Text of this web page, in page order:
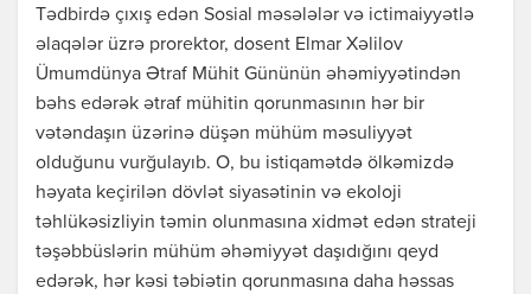
Tədbirdə çıxış edən Sosial məsələlər və ictimaiyyətlə
əlaqələr üzrə prorektor, dosent Elmar Xəlilov
Ümumdünya Ətraf Mühit Gününün əhəmiyyətindən
bəhs edərək ətraf mühitin qorunmasının hər bir
vətəndaşın üzərinə düşən mühüm məsuliyyət
olduğunu vurğulayıb. O, bu istiqamətdə ölkəmizdə
həyata keçirilən dövlət siyasətinin və ekoloji
təhlükəsizliyin təmin olunmasına xidmət edən strateji
təşəbbüslərin mühüm əhəmiyyət daşıdığını qeyd
edərək, hər kəsi təbiətin qorunmasına daha həssas